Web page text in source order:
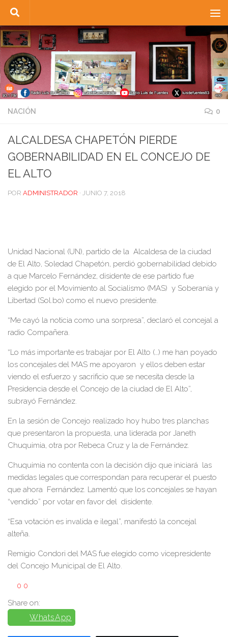
Saltar al contenido
NACIÓN 0
ALCALDESA CHAPETÓN PIERDE
GOBERNABILIDAD EN EL CONCEJO DE
EL ALTO
POR ADMINISTRADOR · JUNIO 7, 2018
Unidad Nacional (UN), partido de la Alcaldesa de la ciudad
de El Alto, Soledad Chapetón, perdió gobernabilidad debido
a que Marcelo Fernández, disidente de ese partido fue
elegido por el Movimiento al Socialismo (MAS) y Soberanía y
Libertad (Sol.bo) como el nuevo presidente.
“Me cayó la noticia como una sorpresa”, declaró el concejal a
radio Compañera.
“Lo más importante es trabajar por El Alto (…) me han poyado
los concejales del MAS me apoyaron y ellos deben estar
viendo el esfuerzo y sacrificio que se necesita desde la
Presidencia desde el Concejo de la ciudad de El Alto”,
subrayó Fernández.
En la sesión de Concejo realizado hoy hubo tres planchas
que presentaron la propuesta, una liderada por Janeth
Chuquimia, otra por Rebeca Cruz y la de Fernández.
Chuquimia no contenta con la decisión dijo que iniciará las
medidas legales que correspondan para recuperar el puesto
que ahora Fernández. Lamentó que los concejales se hayan
“vendido” por votar en favor del disidente.
“Esa votación es invalida e ilegal”, manifestó la concejal
alteña.
Remigio Condori del MAS fue elegido como vicepresidente
del Concejo Municipal de El Alto.
0 0
Share on:
WhatsApp